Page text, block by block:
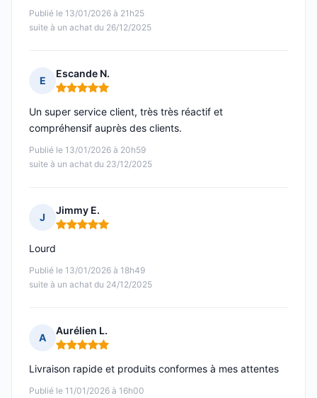
Publié le 13/01/2026 à 21h25
suite à un achat du 26/12/2025
E
Escande N.
Note : 5 sur 5
Publié le 13/01/2026 à 20h59
suite à un achat du 23/12/2025
Un super service client, très très réactif et
compréhensif auprès des clients.
J
Jimmy E.
Note : 5 sur 5
Publié le 13/01/2026 à 18h49
suite à un achat du 24/12/2025
Lourd
A
Aurélien L.
Note : 5 sur 5
Publié le 11/01/2026 à 16h00
Livraison rapide et produits conformes à mes attentes